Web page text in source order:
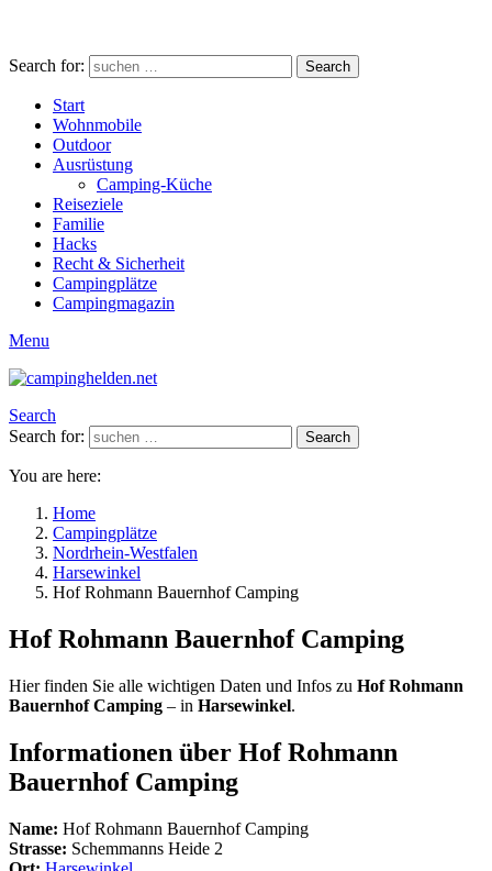
Search for: Search
Start
Wohnmobile
Outdoor
Ausrüstung
Camping-Küche
Reiseziele
Familie
Hacks
Recht & Sicherheit
Campingplätze
Campingmagazin
Menu
Search
Search for:
Search
You are here:
Home
Campingplätze
Nordrhein-Westfalen
Harsewinkel
Hof Rohmann Bauernhof Camping
Hof Rohmann Bauernhof Camping
Hier finden Sie alle wichtigen Daten und Infos zu Hof Rohmann
Bauernhof Camping – in Harsewinkel.
Informationen über Hof Rohmann
Bauernhof Camping
Name: Hof Rohmann Bauernhof Camping
Strasse: Schemmanns Heide 2